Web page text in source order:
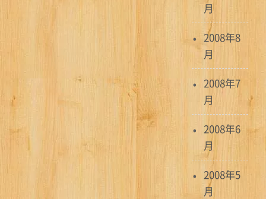
月
2008年8
月
2008年7
月
2008年6
月
2008年5
月